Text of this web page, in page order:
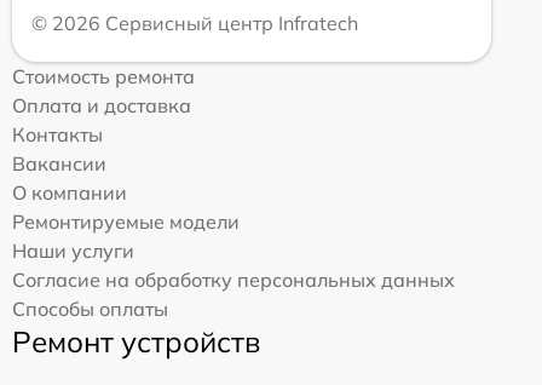
© 2026 Сервисный центр Infratech
Стоимость ремонта
Оплата и доставка
Контакты
Вакансии
О компании
Ремонтируемые модели
Наши услуги
Согласие на обработку персональных данных
Способы оплаты
Ремонт устройств